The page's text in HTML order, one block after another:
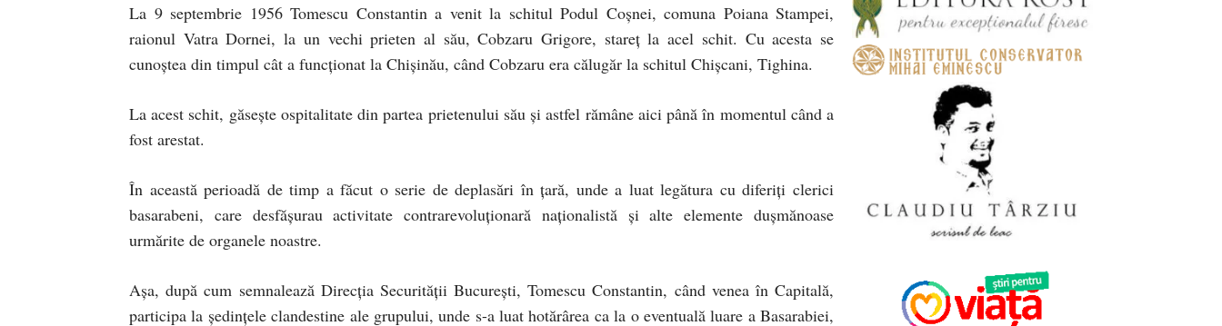
La 9 septembrie 1956 Tomescu Constantin a venit la schitul Podul Coşnei, comuna Poiana Stampei,
raionul Vatra Dornei, la un vechi prieten al său, Cobzaru Grigore, stareţ la acel schit. Cu acesta se
cunoştea din timpul cât a funcționat la Chișinău, când Cobzaru era călugăr la schitul Chișcani, Tighina.
La acest schit, găsește ospitalitate din partea prietenului său și astfel rămâne aici până în momentul când a
fost arestat.
În această perioadă de timp a făcut o serie de deplasări în țară, unde a luat legătura cu diferiți clerici
basarabeni, care desfășurau activitate contrarevoluționară naționalistă și alte elemente dușmănoase
urmărite de organele noastre.
Așa, după cum semnalează Direcția Securității București, Tomescu Constantin, când venea în Capitală,
participa la ședințele clandestine ale grupului, unde s-a luat hotărârea ca la o eventuală luare a Basarabiei,